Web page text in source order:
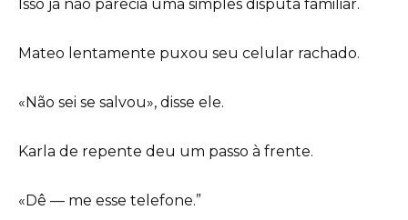
Isso já não parecia uma simples disputa familiar.
Mateo lentamente puxou seu celular rachado.
«Não sei se salvou», disse ele.
Karla de repente deu um passo à frente.
«Dê — me esse telefone.”